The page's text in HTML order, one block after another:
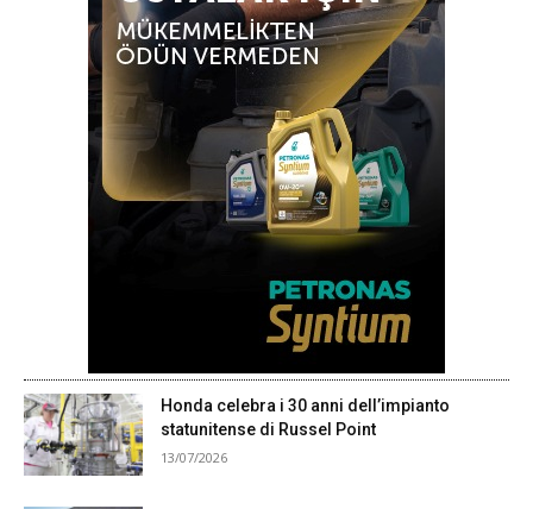
Honda celebra i 30 anni dell’impianto
statunitense di Russel Point
13/07/2026